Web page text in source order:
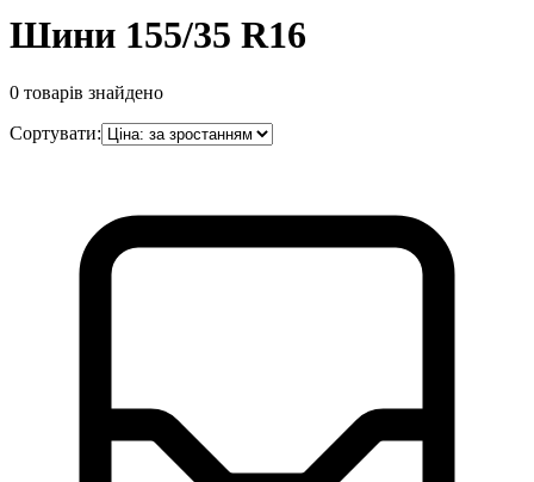
Шини 155/35 R16
0 товарів знайдено
Сортувати: